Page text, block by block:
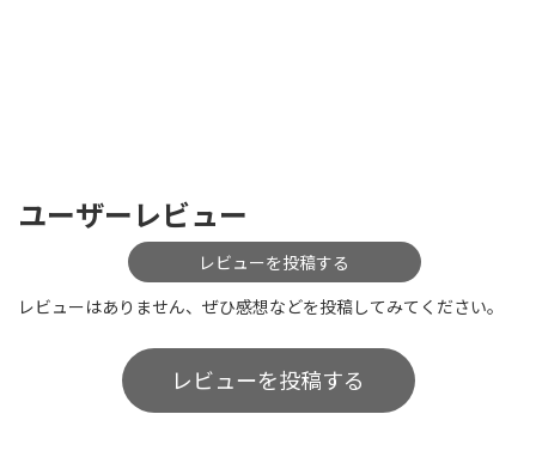
ユーザーレビュー
レビューを投稿する
レビューはありません、ぜひ感想などを投稿してみてください。
レビューを投稿する